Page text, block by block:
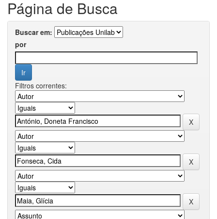
Página de Busca
Buscar em:
por
Filtros correntes: